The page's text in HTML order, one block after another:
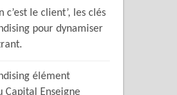
c’est le client’, les clés
pour dynamiser
élément
Capital Enseigne